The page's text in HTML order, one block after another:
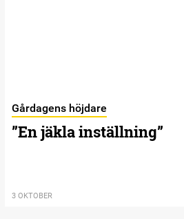
Gårdagens höjdare
”En jäkla inställning”
3 OKTOBER